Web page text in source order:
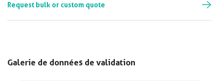
Galerie de données de validation
Request bulk or custom quote